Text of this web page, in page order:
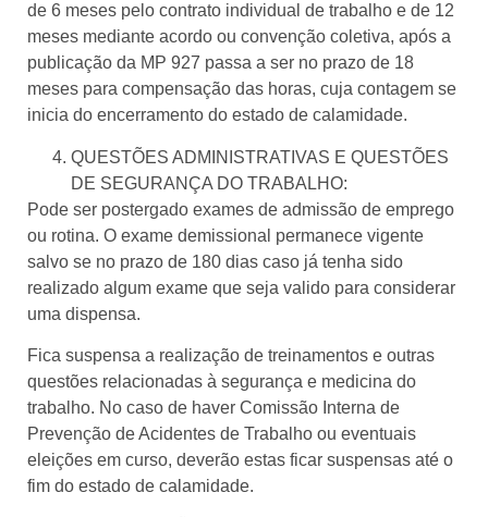
de 6 meses pelo contrato individual de trabalho e de 12
meses mediante acordo ou convenção coletiva, após a
publicação da MP 927 passa a ser no prazo de 18
meses para compensação das horas, cuja contagem se
inicia do encerramento do estado de calamidade.
QUESTÕES ADMINISTRATIVAS E QUESTÕES
DE SEGURANÇA DO TRABALHO:
Pode ser postergado exames de admissão de emprego
ou rotina. O exame demissional permanece vigente
salvo se no prazo de 180 dias caso já tenha sido
realizado algum exame que seja valido para considerar
uma dispensa.
Fica suspensa a realização de treinamentos e outras
questões relacionadas à segurança e medicina do
trabalho. No caso de haver Comissão Interna de
Prevenção de Acidentes de Trabalho ou eventuais
eleições em curso, deverão estas ficar suspensas até o
fim do estado de calamidade.